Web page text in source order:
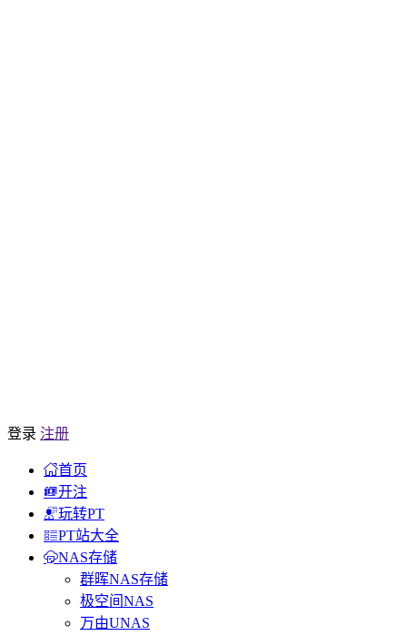
登录 注册
首页
开注
玩转PT
PT站大全
NAS存储
群晖NAS存储
极空间NAS
万由UNAS